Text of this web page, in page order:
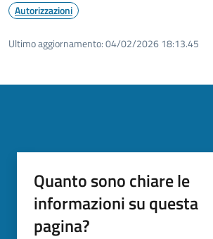
Autorizzazioni
Ultimo aggiornamento:04/02/2026 18:13.45
Quanto sono chiare le
informazioni su questa
pagina?